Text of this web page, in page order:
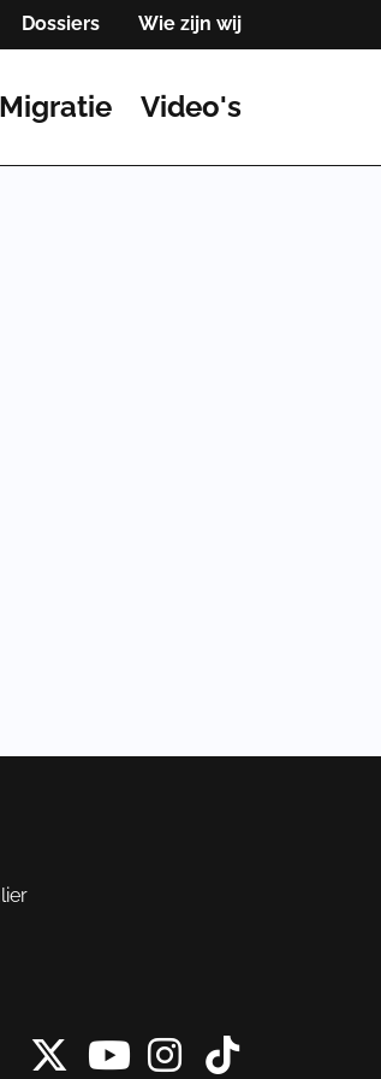
Dossiers Wie zijn wij
Migratie Video's
X vanInstagram
Tiktok